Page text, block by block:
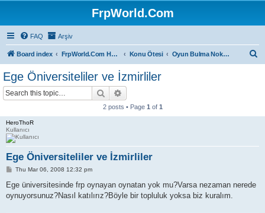
FrpWorld.Com
FAQ Arşiv
Board index FrpWorld.Com Hakkında Konu Ötesi Oyun Bulma Noktası
Ege Öniversiteliler ve İzmirliler
Search
2 posts • Page 1 of 1
HeroThoR
Kullanıcı
Ege Öniversiteliler ve İzmirliler
P
s
t
Thu Mar 06, 2008 12:32 pm
Ege üniversitesinde frp oynayan oynatan yok mu?Varsa nezaman nerede
oynuyorsunuz?Nasıl katılırız?Böyle bir topluluk yoksa biz kuralım.